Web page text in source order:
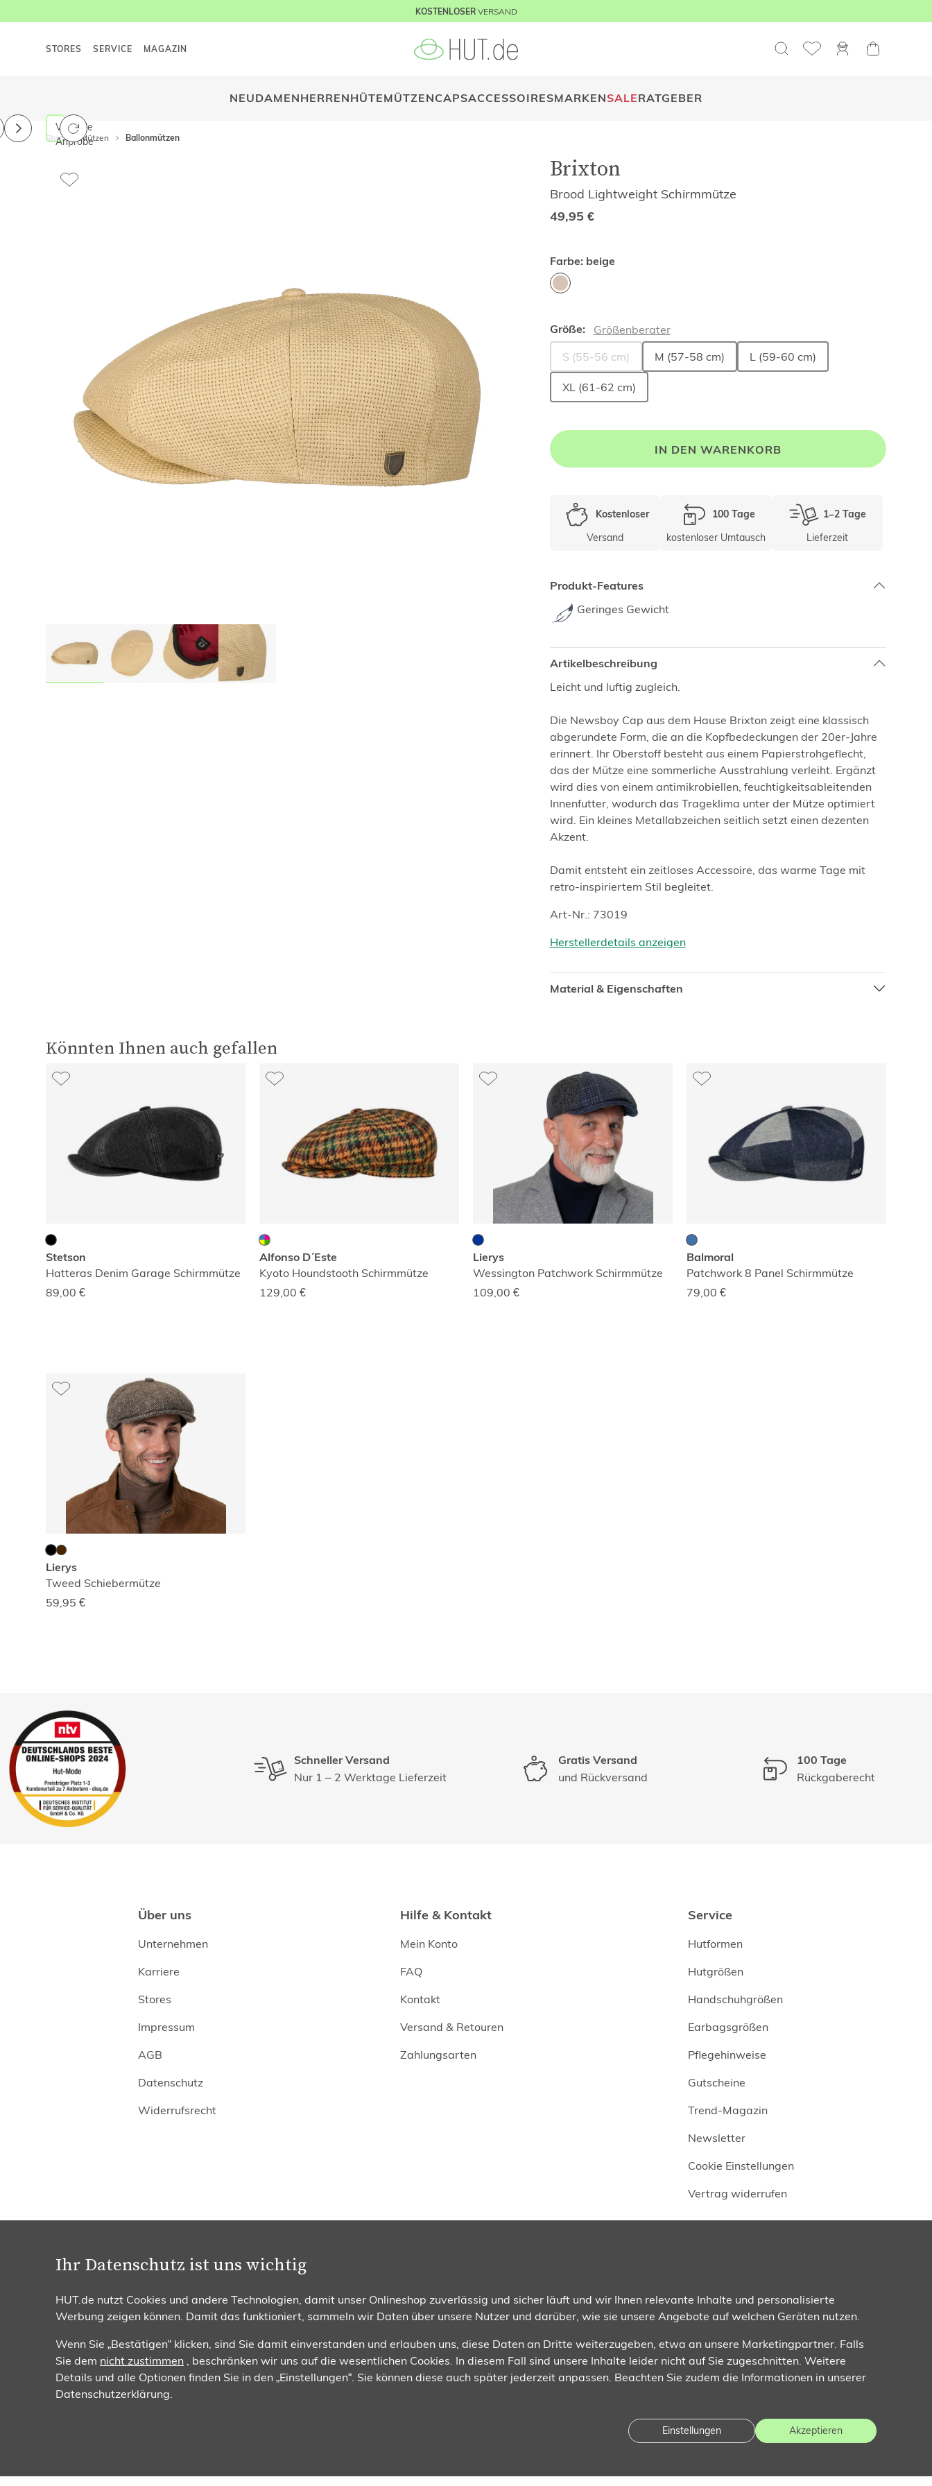
Ihr Datenschutz ist uns wichtig
HUT.de nutzt Cookies und andere Technologien, damit unser Onlineshop zuverlässig und sicher läuft und wir Ihnen relevante Inhalte und personalisierte
Werbung zeigen können. Damit das funktioniert, sammeln wir Daten über unsere Nutzer und darüber, wie sie unsere Angebote auf welchen Geräten nutzen.
Wenn Sie „Bestätigen“ klicken, sind Sie damit einverstanden und erlauben uns, diese Daten an Dritte weiterzugeben, etwa an unsere Marketingpartner. Falls
Sie dem nicht zustimmen , beschränken wir uns auf die wesentlichen Cookies. In diesem Fall sind unsere Inhalte leider nicht auf Sie zugeschnitten. Weitere
Details und alle Optionen finden Sie in den „Einstellungen“. Sie können diese auch später jederzeit anpassen. Beachten Sie zudem die Informationen in unserer
Datenschutzerklärung.
Einstellungen Akzeptieren
KOSTENLOSERVERSAND
STORES SERVICE MAGAZIN
NEUDAMENHERRENHÜTEMÜTZENCAPSACCESSOIRESMARKENSALERATGEBER
Start Mützen Ballonmützen
Virtuelle
Anprobe
Brixton
Brood Lightweight Schirmmütze
49,95 €
Farbe: beige
Größe:
Größenberater
S (55-56 cm)
M (57-58 cm) L (59-60 cm)
XL (61-62 cm)
IN DEN WARENKORB
Kostenloser
Versand
100 Tage
kostenloser Umtausch
1–2 Tage
Lieferzeit
Produkt-Features
Geringes Gewicht
Artikelbeschreibung
Leicht und luftig zugleich.
Die Newsboy Cap aus dem Hause Brixton zeigt eine klassisch
abgerundete Form, die an die Kopfbedeckungen der 20er-Jahre
erinnert. Ihr Oberstoff besteht aus einem Papierstrohgeflecht,
das der Mütze eine sommerliche Ausstrahlung verleiht. Ergänzt
wird dies von einem antimikrobiellen, feuchtigkeitsableitenden
Innenfutter, wodurch das Trageklima unter der Mütze optimiert
wird. Ein kleines Metallabzeichen seitlich setzt einen dezenten
Akzent.
Damit entsteht ein zeitloses Accessoire, das warme Tage mit
retro-inspiriertem Stil begleitet.
Art-Nr.: 73019
Herstellerdetails anzeigen
Material & Eigenschaften
Könnten Ihnen auch gefallen
Stetson
Hatteras Denim Garage Schirmmütze
89,00 €
Alfonso D´Este
Kyoto Houndstooth Schirmmütze
129,00 €
Lierys
Wessington Patchwork Schirmmütze
109,00 €
Balmoral
Patchwork 8 Panel Schirmmütze
79,00 €
Lierys
Tweed Schiebermütze
59,95 €
Schneller Versand
Nur 1 – 2 Werktage Lieferzeit
Gratis Versand
und Rückversand
100 Tage
Rückgaberecht
Über uns
Unternehmen
Karriere
Stores
Impressum
AGB
Datenschutz
Widerrufsrecht
Hilfe & Kontakt
Mein Konto
FAQ
Kontakt
Versand & Retouren
Zahlungsarten
Service
Hutformen
Hutgrößen
Handschuhgrößen
Earbagsgrößen
Pflegehinweise
Gutscheine
Trend-Magazin
Newsletter
Cookie Einstellungen
Vertrag widerrufen
Beratung & Bestellung
0251 / 932 169 95
Mo. - Fr. 08:00 - 17:00 Uhr
Zahlungsmethoden